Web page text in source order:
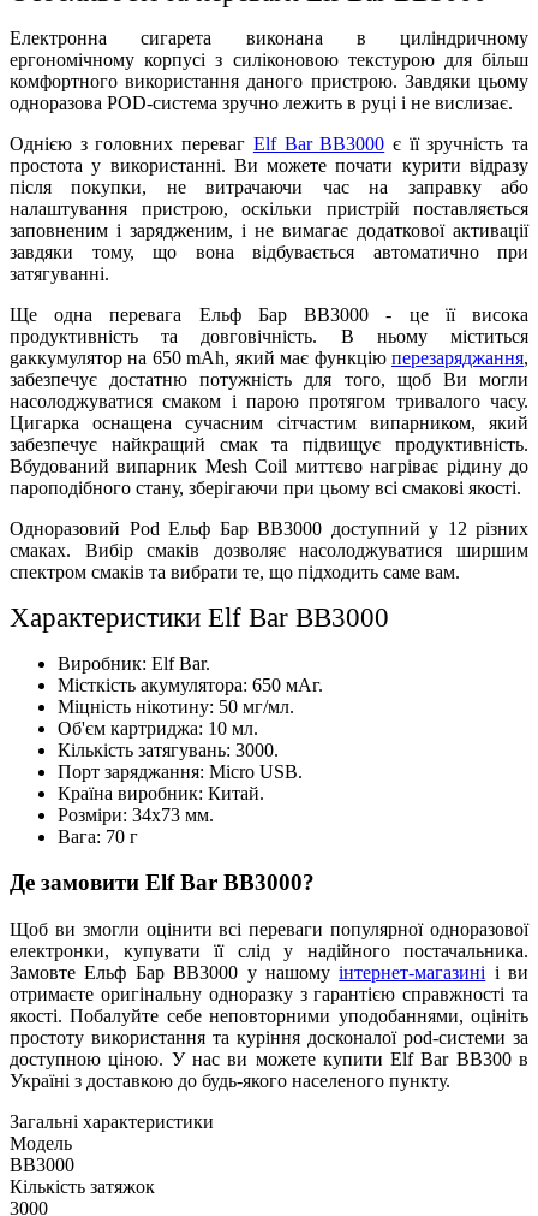
Електронна сигарета виконана в циліндричному
ергономічному корпусі з силіконовою текстурою для більш
комфортного використання даного пристрою. Завдяки цьому
одноразова POD-система зручно лежить в руці і не вислизає.
Однією з головних переваг Elf Bar BB3000 є її зручність та
простота у використанні. Ви можете почати курити відразу
після покупки, не витрачаючи час на заправку або
налаштування пристрою, оскільки пристрій поставляється
заповненим і зарядженим, і не вимагає додаткової активації
завдяки тому, що вона відбувається автоматично при
затягуванні.
Ще одна перевага Ельф Бар BB3000 - це її висока
продуктивність та довговічність. В ньому міститься
gаккумулятор на 650 mAh, який має функцію перезаряджання,
забезпечує достатню потужність для того, щоб Ви могли
насолоджуватися смаком і парою протягом тривалого часу.
Цигарка оснащена сучасним сітчастим випарником, який
забезпечує найкращий смак та підвищує продуктивність.
Вбудований випарник Mesh Coil миттєво нагріває рідину до
пароподібного стану, зберігаючи при цьому всі смакові якості.
Одноразовий Pod Ельф Бар ВВ3000 доступний у 12 різних
смаках. Вибір смаків дозволяє насолоджуватися ширшим
спектром смаків та вибрати те, що підходить саме вам.
Характеристики Elf Bar BB3000
Виробник: Elf Bar.
Місткість акумулятора: 650 мАг.
Міцність нікотину: 50 мг/мл.
Об'єм картриджа: 10 мл.
Кількість затягувань: 3000.
Порт заряджання: Micro USB.
Країна виробник: Китай.
Розміри: 34х73 мм.
Вага: 70 г
Де замовити Elf Bar BB3000?
Щоб ви змогли оцінити всі переваги популярної одноразової
електронки, купувати її слід у надійного постачальника.
Замовте Ельф Бар ВВ3000 у нашомуінтернет-магазині і ви
отримаєте оригінальну одноразку з гарантією справжності та
якості. Побалуйте себе неповторними уподобаннями, оцініть
простоту використання та куріння досконалої pod-системи за
доступною ціною. У нас ви можете купити Elf Bar BB300 в
Україні з доставкою до будь-якого населеного пункту.
Загальні характеристики
Модель
BB3000
Кількість затяжок
3000